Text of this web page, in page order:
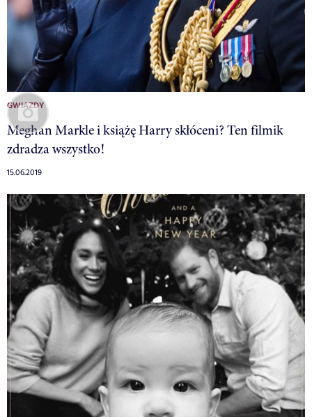
GWIAZDY
Meghan Markle i książę Harry skłóceni? Ten filmik
zdradza wszystko!
15.06.2019